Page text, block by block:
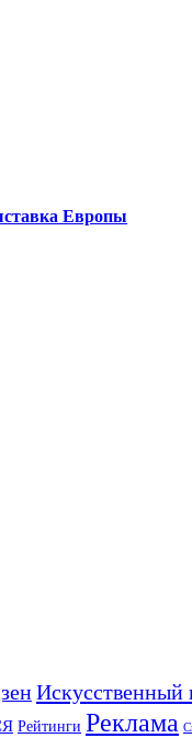
Европы
Искусственный
Рейтинги Реклама